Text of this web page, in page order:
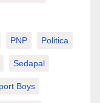
PNP Politica
Sedapal
Boys